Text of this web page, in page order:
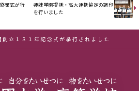
業式が行
姉妹学園提携・高大連携協定の調印
を行いました
創立１３１年記念式が挙行されました